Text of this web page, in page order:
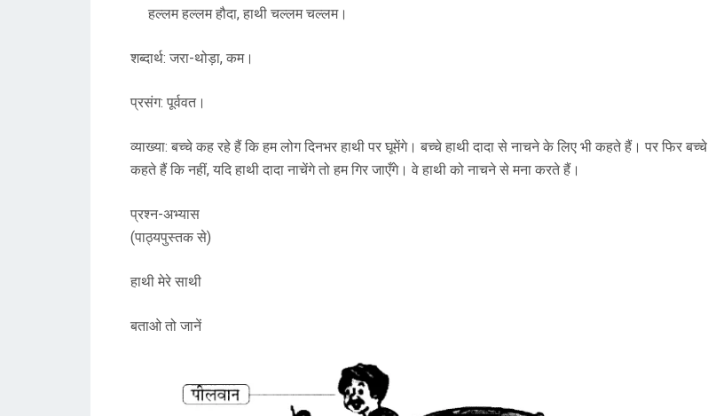
हल्लम हल्लम हौदा, हाथी चल्लम चल्लम।
शब्दार्थ: जरा-थोड़ा, कम।
प्रसंग: पूर्ववत।
व्याख्या: बच्चे कह रहे हैं कि हम लोग दिनभर हाथी पर घूमेंगे। बच्चे हाथी दादा से नाचने के लिए भी कहते हैं। पर फिर बच्चे
कहते हैं कि नहीं, यदि हाथी दादा नाचेंगे तो हम गिर जाएँगे। वे हाथी को नाचने से मना करते हैं।
प्रश्न-अभ्यास
(पाठ्यपुस्तक से)
हाथी मेरे साथी
बताओ तो जानें